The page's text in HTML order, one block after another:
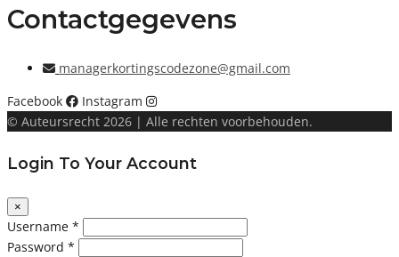
Contactgegevens
managerkortingscodezone@gmail.com
Facebook
Instagram
© Auteursrecht 2026 | Alle rechten voorbehouden.
Login To Your Account
×
Username *
Password *